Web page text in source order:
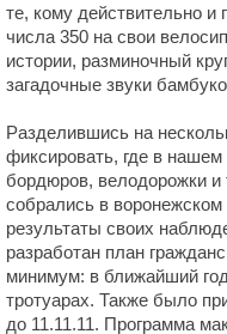
те, кому действительно
числа 350 на свои
истории, разминочный
загадочные звуки
Разделившись на
фиксировать, где в
бордюров, велодорожки и
собрались в
результаты своих
разработан план
минимум: в ближайший
тротуарах. Также было
до 11.11.11. Программа